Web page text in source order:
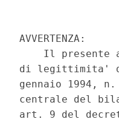
AVVERTENZA:
Il presente
di legittimita'
gennaio 1994,
centrale del